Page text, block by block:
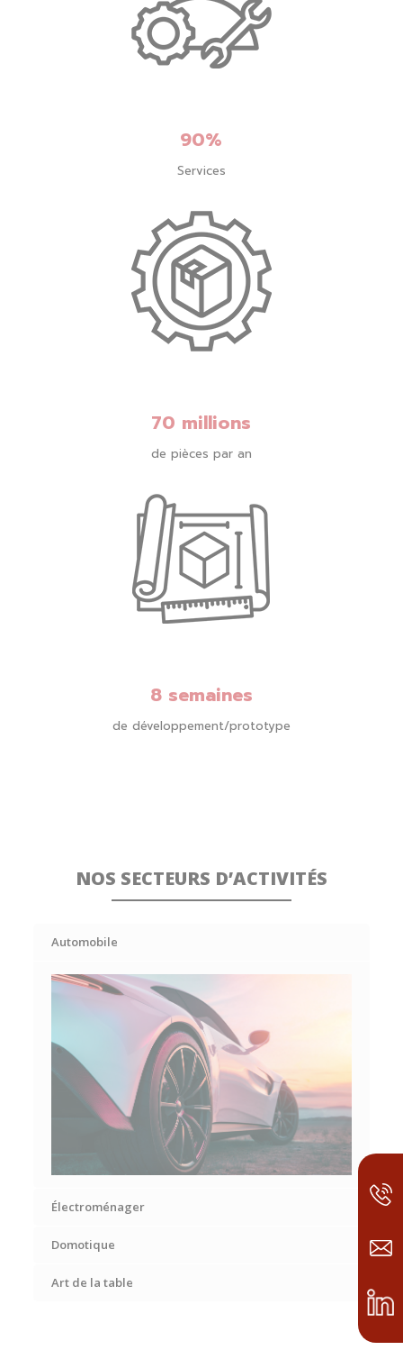
90%
Services
70 millions
de pièces par an
8 semaines
de développement/prototype
NOS SECTEURS D’ACTIVITÉS
Automobile
Électroménager
Domotique
Art de la table